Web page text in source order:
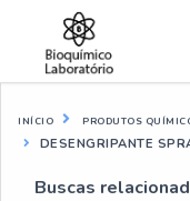
INÍCIO PRODUTOS
DESENGRIPANTE
Buscas